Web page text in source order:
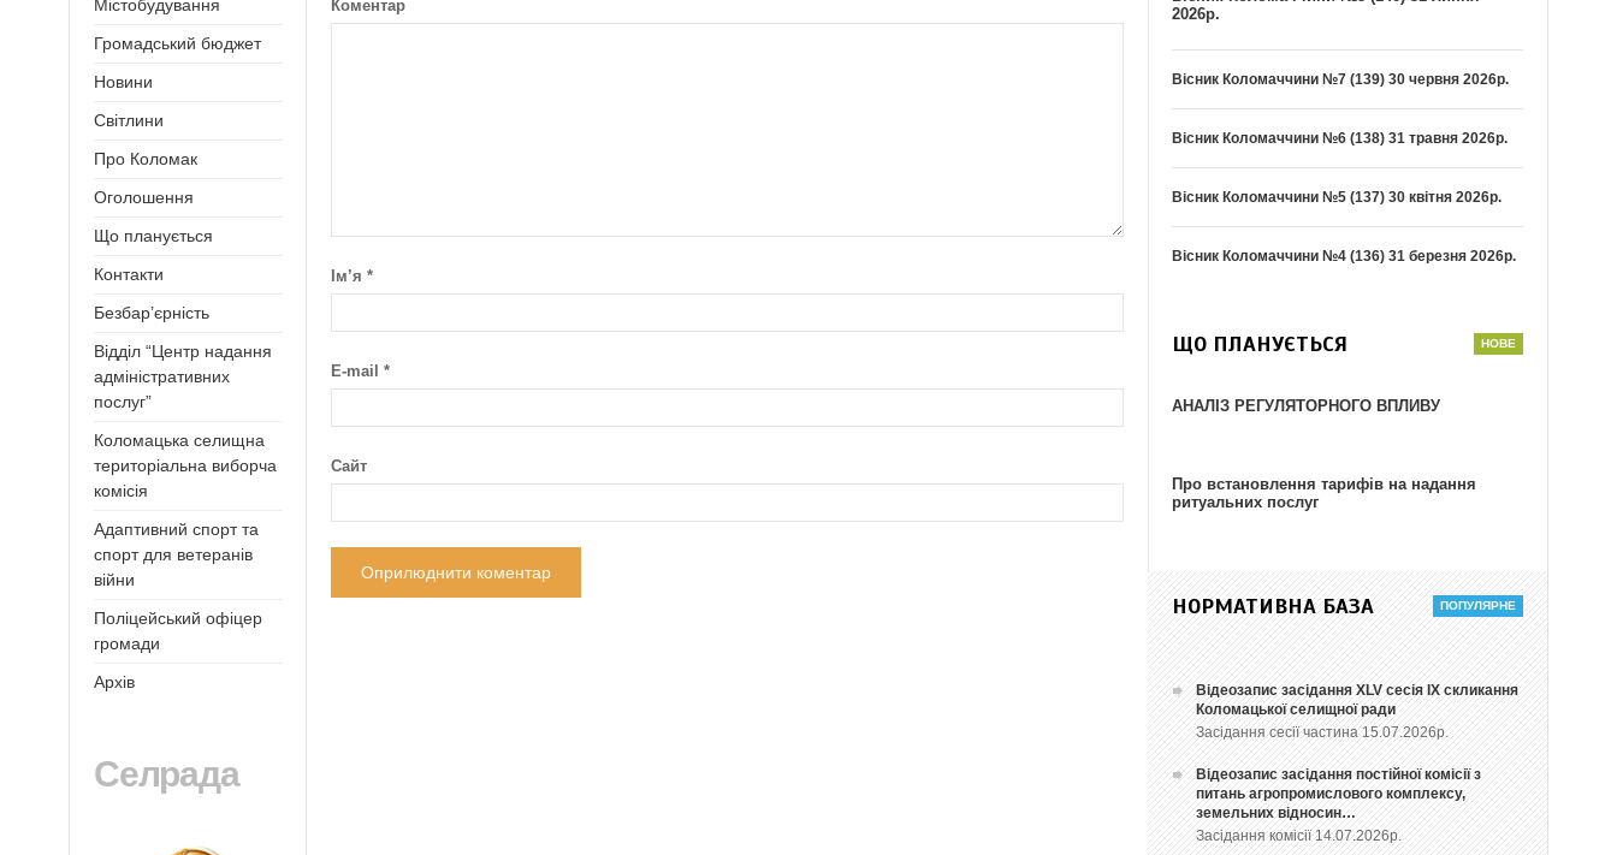
Коментар
Ім’я*
E-mail*
Сайт
Містобудування
Громадський бюджет
Новини
Світлини
Про Коломак
Оголошення
Що планується
Контакти
Безбар’єрність
Відділ “Центр надання
адміністративних
послуг”
Коломацька селищна
територіальна виборча
комісія
Адаптивний спорт та
спорт для ветеранів
війни
Поліцейський офіцер
громади
Архів
Селрада
2026р.
Вісник Коломаччини №7 (139) 30 червня 2026р.
Вісник Коломаччини №6 (138) 31 травня 2026р.
Вісник Коломаччини №5 (137) 30 квітня 2026р.
Вісник Коломаччини №4 (136) 31 березня 2026р.
ЩО ПЛАНУЄТЬСЯ
АНАЛІЗ РЕГУЛЯТОРНОГО ВПЛИВУ
Про встановлення тарифів на надання
ритуальних послуг
НОРМАТИВНА БАЗА
Відеозапис засідання ХLV сесія ІХ скликання
Коломацької селищної ради
Засідання сесії частина 15.07.2026р.
Відеозапис засідання постійної комісії з
питань агропромислового комплексу,
земельних відносин…
Засідання комісії 14.07.2026р.